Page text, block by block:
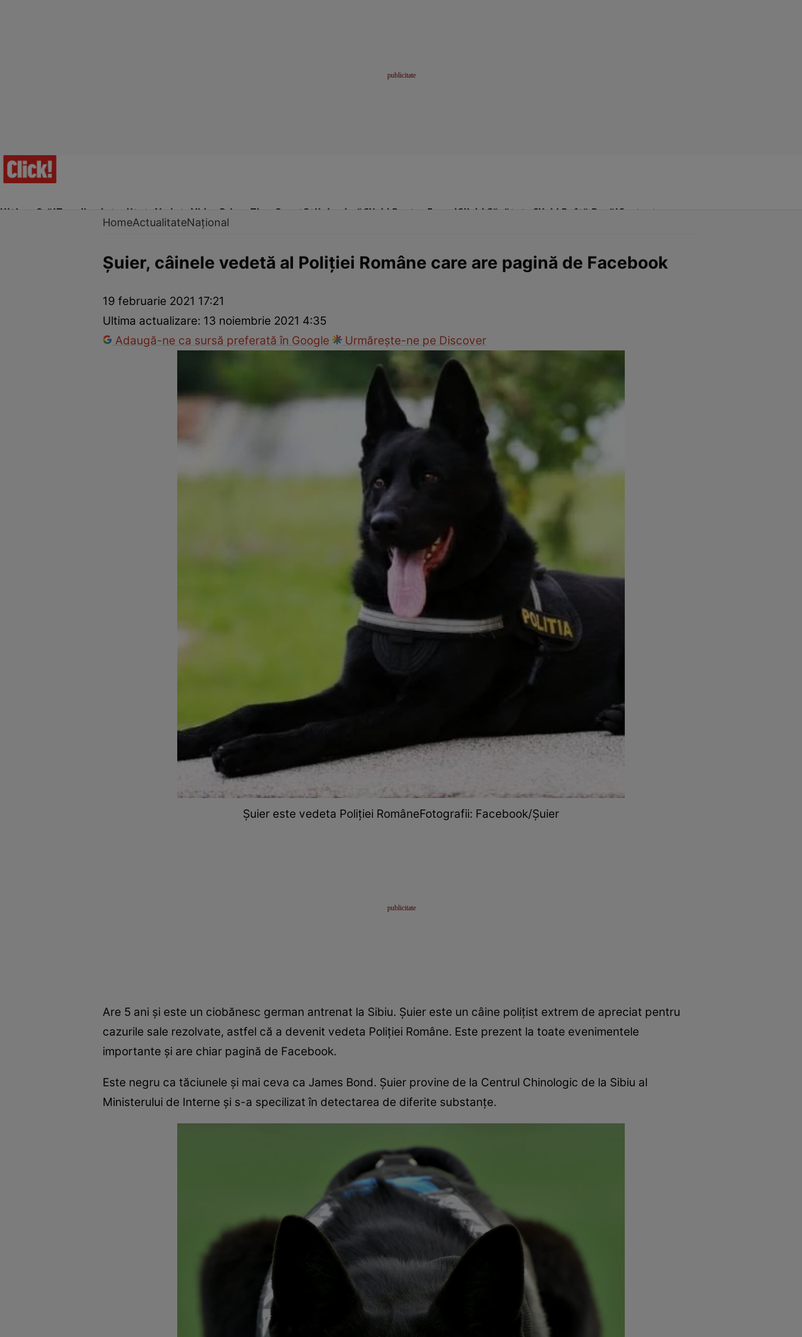
Ultima Oră!Trending Actualitate Vedete Video Prime Time SportStil de viațăClick! Pentru FemeiClick! Sănătate Click! Poftă Bună!Contact
InternaționalFapt diversTehnologie
HomeActualitateNațional
Șuier, câinele vedetă al Poliției Române care are pagină de Facebook
19 februarie 2021 17:21
Ultima actualizare: 13 noiembrie 2021 4:35
Adaugă-ne ca sursă preferată în Google
Urmărește-ne pe Discover
Șuier este vedeta Poliției RomâneFotografii: Facebook/Șuier
Are 5 ani și este un ciobănesc german antrenat la Sibiu. Șuier este un câine polițist extrem de apreciat pentru
cazurile sale rezolvate, astfel că a devenit vedeta Poliției Române. Este prezent la toate evenimentele
importante și are chiar pagină de Facebook.
Este negru ca tăciunele și mai ceva ca James Bond. Șuier provine de la Centrul Chinologic de la Sibiu al
Ministerului de Interne şi s-a specilizat în detectarea de diferite substanţe.